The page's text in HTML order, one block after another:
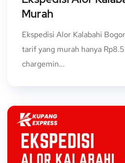
Murah
Ekspedisi Alor Kalabahi
tarif yang murah hanya
chargemin...